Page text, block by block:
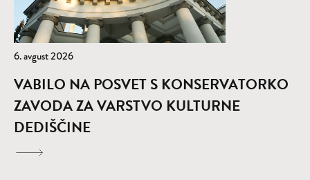
6. avgust 2026
VABILO NA POSVET S KONSERVATORKO
ZAVODA ZA VARSTVO KULTURNE
DEDIŠČINE